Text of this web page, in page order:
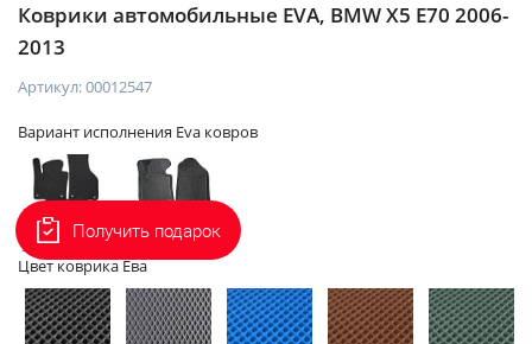
Коврики автомобильные EVA, BMW X5 E70 2006-
2013
Артикул:00012547
Вариант исполнения Eva ковров
2D - без
бортов
3D - с
Цвет коврика Ева
Получить подарок